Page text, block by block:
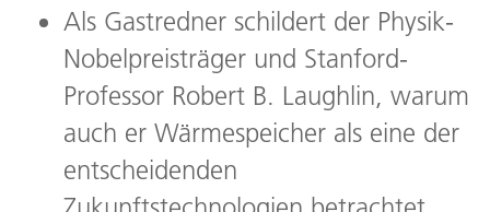
Als Gastredner schildert der Physik-
Nobelpreisträger und Stanford-
Professor Robert B. Laughlin, warum
auch er Wärmespeicher als eine der
entscheidenden